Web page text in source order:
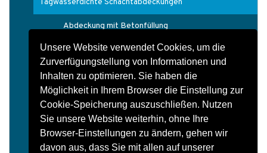
Unsere Website verwendet Cookies, um die
Zurverfügungstellung von Informationen und
Inhalten zu optimieren. Sie haben die
Möglichkeit in Ihrem Browser die Einstellung zur
Cookie-Speicherung auszuschließen. Nutzen
Sie unsere Website weiterhin, ohne Ihre
Browser-Einstellungen zu ändern, gehen wir
davon aus, dass Sie mit allen auf unserer
Tagwasserdichte Schachtabdeckungen
Abdeckung mit Betonfüllung
Techn. Informationen
Bedienung
Reihenabdeckungen
Flächenabdeckungen